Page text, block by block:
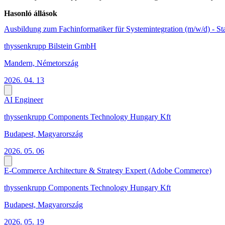
Hasonló állások
Ausbildung zum Fachinformatiker für Systemintegration (m/w/d) -
thyssenkrupp Bilstein GmbH
Mandern, Németország
2026. 04. 13
AI Engineer
thyssenkrupp Components Technology Hungary Kft
Budapest, Magyarország
2026. 05. 06
E-Commerce Architecture & Strategy Expert (Adobe Commerce)
thyssenkrupp Components Technology Hungary Kft
Budapest, Magyarország
2026. 05. 19